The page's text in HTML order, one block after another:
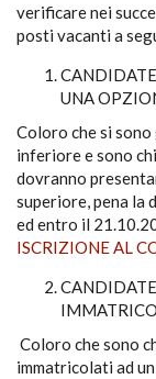
verificare nei
posti vacanti a
UNA
Coloro che si
inferiore e sono
dovranno
superiore, pena la
ed entro il
ISCRIZIONE AL
Coloro che sono
immatricolati ad